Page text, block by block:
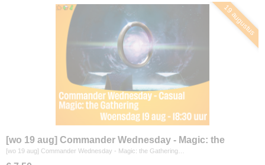
19 augustus
[wo 19 aug] Commander Wednesday - Magic: the
Gathering
[wo 19 aug] Commander Wednesday - Magic: the Gathering…